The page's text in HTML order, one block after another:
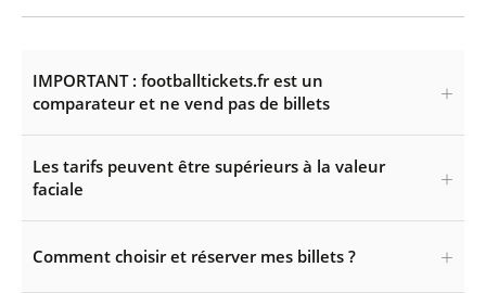
IMPORTANT : footballtickets.fr est un
comparateur et ne vend pas de billets
Les tarifs peuvent être supérieurs à la valeur
faciale
Comment choisir et réserver mes billets ?